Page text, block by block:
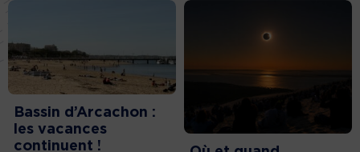
Bassin d’Arcachon :
les vacances
continuent !